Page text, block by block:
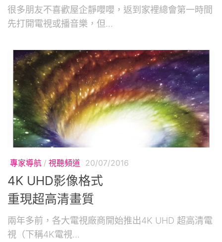
很多朋友不喜歡屋企靜嚶嚶，返到家裡總會第一時間
先打開電視或播音樂，但...
專家導航/ 視聽頻道 20/07/2016
4K UHD影像格式
重現超高清畫質
兩年多前，各大電視廠商開始推出4K UHD 超高清電
視（下稱4K電視...